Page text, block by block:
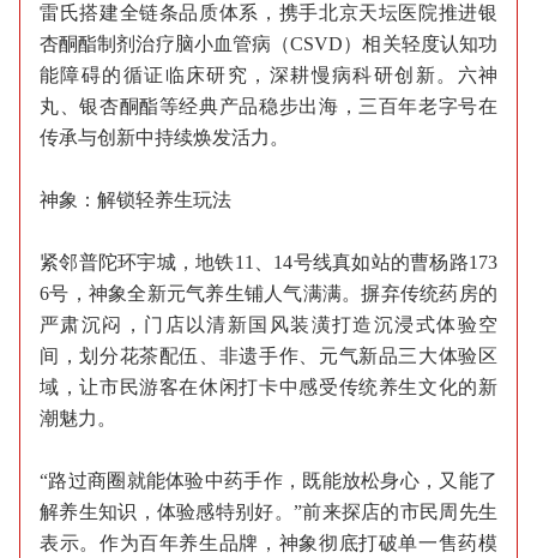
雷氏搭建全链条品质体系，携手北京天坛医院推进银
杏酮酯制剂治疗脑小血管病（CSVD）相关轻度认知功
能障碍的循证临床研究，深耕慢病科研创新。六神
丸、银杏酮酯等经典产品稳步出海，三百年老字号在
传承与创新中持续焕发活力。
神象：解锁轻养生玩法
紧邻普陀环宇城，地铁11、14号线真如站的曹杨路173
6号，神象全新元气养生铺人气满满。摒弃传统药房的
严肃沉闷，门店以清新国风装潢打造沉浸式体验空
间，划分花茶配伍、非遗手作、元气新品三大体验区
域，让市民游客在休闲打卡中感受传统养生文化的新
潮魅力。
“路过商圈就能体验中药手作，既能放松身心，又能了
解养生知识，体验感特别好。”前来探店的市民周先生
表示。作为百年养生品牌，神象彻底打破单一售药模